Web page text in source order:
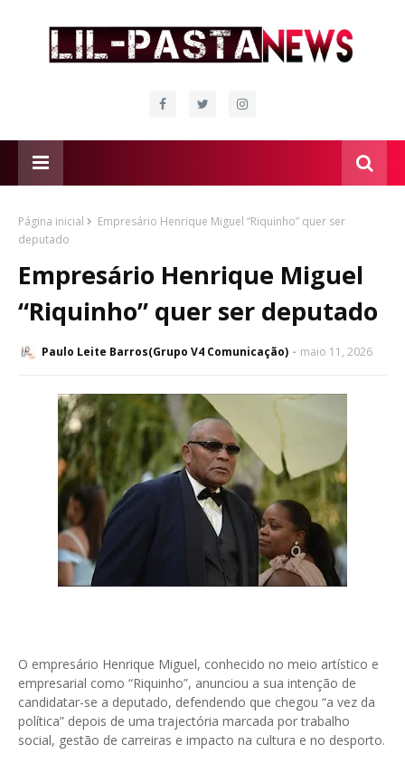
Página inicial
Empresário Henrique Miguel “Riquinho” quer ser
deputado
Empresário Henrique Miguel
“Riquinho” quer ser deputado
Paulo Leite Barros(Grupo V4 Comunicação) maio 11, 2026
O empresário Henrique Miguel, conhecido no meio artístico e
empresarial como “Riquinho”, anunciou a sua intenção de
candidatar-se a deputado, defendendo que chegou “a vez da
política” depois de uma trajectória marcada por trabalho
social, gestão de carreiras e impacto na cultura e no desporto.